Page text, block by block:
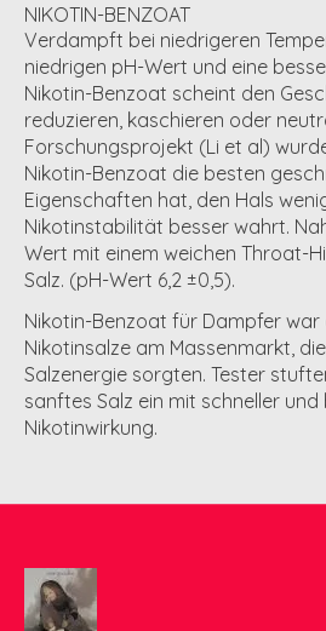
NIKOTIN-BENZOAT
Verdampft bei niedrigeren
niedrigen pH-Wert und eine
Nikotin-Benzoat scheint den
reduzieren, kaschieren oder
Forschungsprojekt (Li et al)
Nikotin-Benzoat die besten
Eigenschaften hat, den Hals
Nikotinstabilität besser wahrt.
Wert mit einem weichen Throat-
Salz. (pH-Wert 6,2 ±0,5).
Nikotin-Benzoat für Dampfer war
Nikotinsalze am Massenmarkt,
Salzenergie sorgten. Tester
sanftes Salz ein mit schneller
Nikotinwirkung.